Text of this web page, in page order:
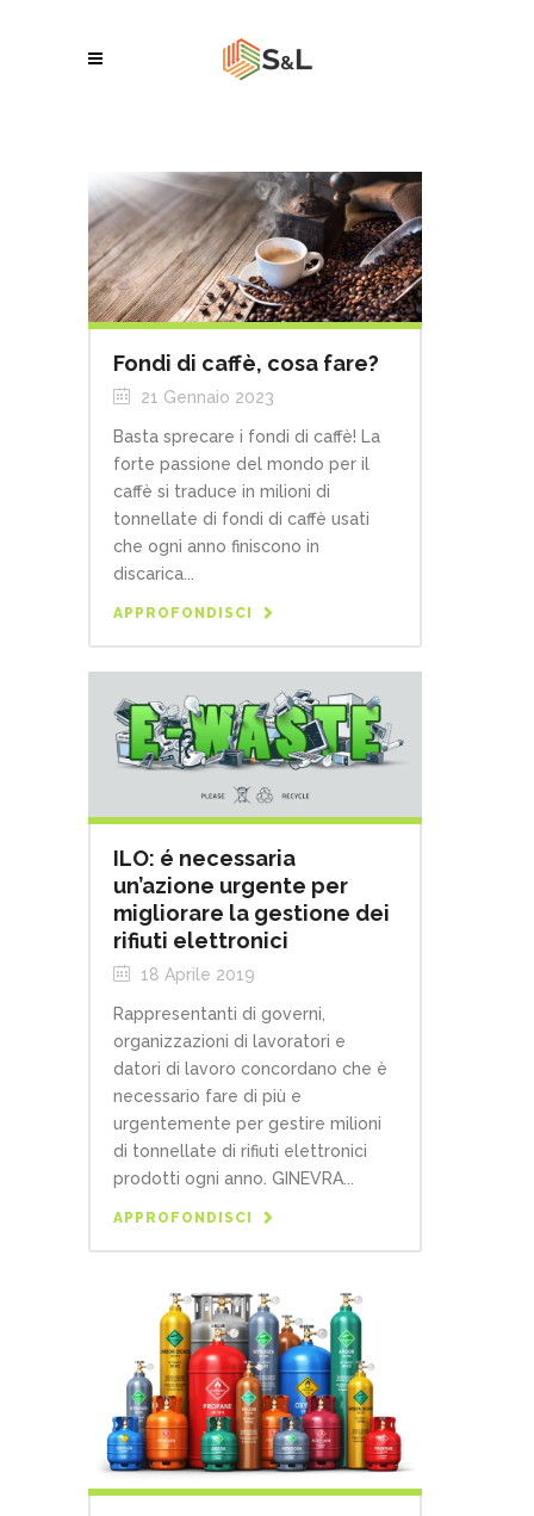
Fondi di caffè, cosa fare?
21 Gennaio 2023
Basta sprecare i fondi di caffè! La
forte passione del mondo per il
caffè si traduce in milioni di
tonnellate di fondi di caffè usati
che ogni anno finiscono in
discarica...
APPROFONDISCI
ILO: é necessaria
un’azione urgente per
migliorare la gestione dei
rifiuti elettronici
18 Aprile 2019
Rappresentanti di governi,
organizzazioni di lavoratori e
datori di lavoro concordano che è
necessario fare di più e
urgentemente per gestire milioni
di tonnellate di rifiuti elettronici
prodotti ogni anno. GINEVRA...
APPROFONDISCI